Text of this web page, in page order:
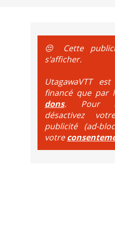
😔 Cette
s'afficher.
UtagawaVTT
financé que par
dons. Pour
désactivez
publicité (ad-
votre